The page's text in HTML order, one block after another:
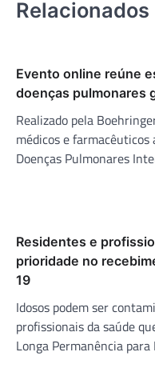
Relacionados
Evento online reúne
doenças pulmonares
Realizado pela
médicos e
Doenças Pulmonares
Residentes e
prioridade no
19
Idosos podem ser
profissionais da saúde
Longa Permanência para